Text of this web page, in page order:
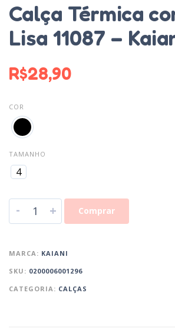
Calça Térmica
Lisa 11087 –
R$28,90
COR
TAMANHO
4
- + Comprar
MARCA: KAIANI
SKU: 0200006001296
CATEGORIA: CALÇAS